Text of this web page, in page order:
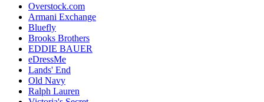
Overstock.com
Armani Exchange
Bluefly
Brooks Brothers
EDDIE BAUER
eDressMe
Lands' End
Old Navy
Ralph Lauren